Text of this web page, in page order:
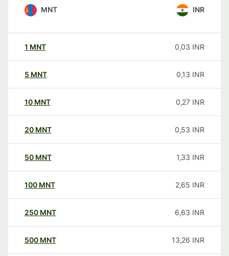
MNT INR
1 MNT 0,03 INR
5 MNT 0,13 INR
10 MNT 0,27 INR
20 MNT 0,53 INR
50 MNT 1,33 INR
100 MNT 2,65 INR
250 MNT 6,63 INR
500 MNT 13,26 INR